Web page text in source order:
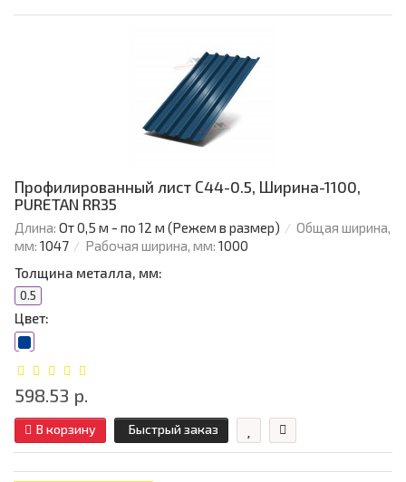
Профилированный лист С44-0.5, Ширина-1100,
PURETAN RR35
Длина: От 0,5 м - по 12 м (Режем в размер)
Общая ширина,
мм: 1047 Рабочая ширина, мм: 1000
Толщина металла, мм:
0.5
Цвет:
598.53 р.
В корзину Быстрый заказ